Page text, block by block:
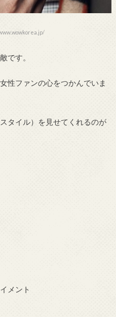
です。
性ファンの心をつかんでいま
タイル）を見せてくれるのが
メント